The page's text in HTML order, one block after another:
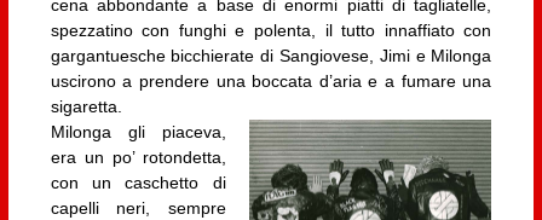
cena abbondante a base di enormi piatti di tagliatelle,
spezzatino con funghi e polenta, il tutto innaffiato con
gargantuesche bicchierate di Sangiovese, Jimi e Milonga
uscirono a prendere una boccata d’aria e a fumare una
sigaretta.
Milonga gli piaceva,
era un po’ rotondetta,
con un caschetto di
capelli neri, sempre